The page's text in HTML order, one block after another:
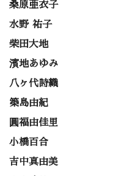
桑原亜衣子
水野 祐子
柴田大地
濱地あゆみ
八ヶ代詩織
築島由紀
圓福由佳里
小橋百合
吉中真由美